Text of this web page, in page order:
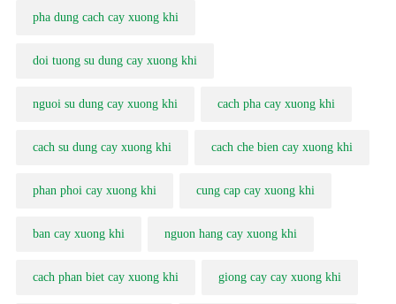
pha dung cach cay xuong khi
doi tuong su dung cay xuong khi
nguoi su dung cay xuong khi cach pha cay xuong khi
cach su dung cay xuong khi cach che bien cay xuong khi
phan phoi cay xuong khi cung cap cay xuong khi
ban cay xuong khi nguon hang cay xuong khi
cach phan biet cay xuong khi giong cay cay xuong khi